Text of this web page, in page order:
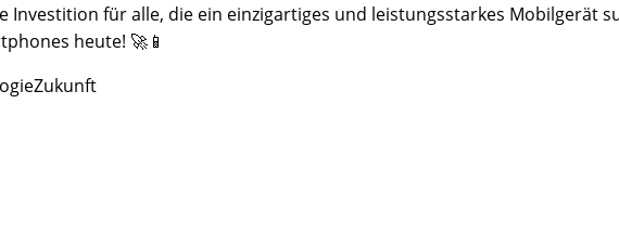
Investition für alle, die ein einzigartiges und leistungsstarkes Mobilgerät
heute! 🚀📱